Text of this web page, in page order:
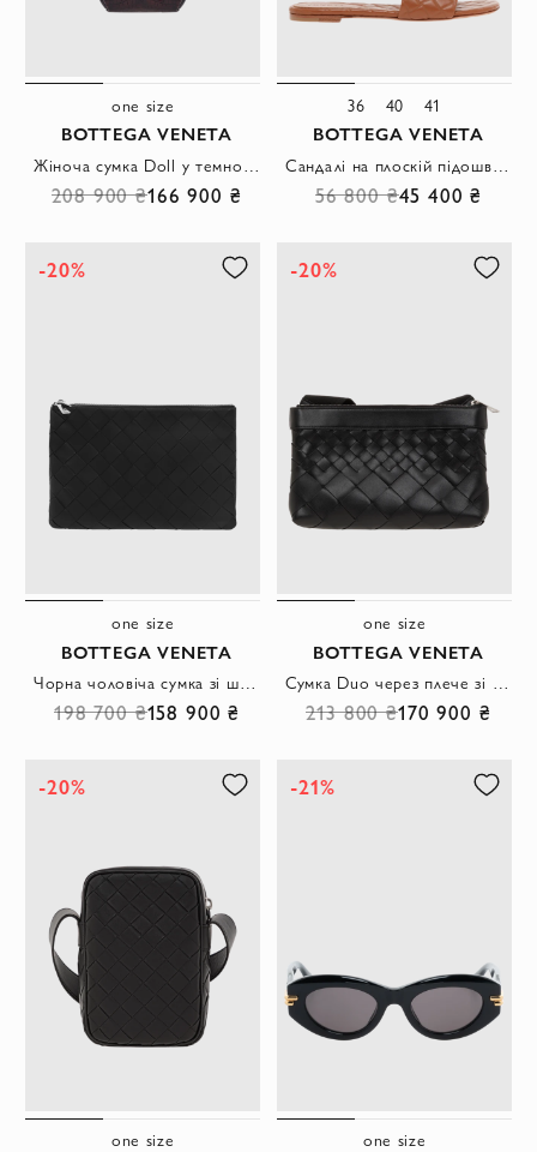
one size
BOTTEGA VENETA
Жіноча сумка Doll у темно-коричневому кольорі з тисненням під крокодилячу шкіру.
208 900 ₴166 900 ₴
36 40 41
BOTTEGA VENETA
Сандалі на плоскій підошві із стьобаної шкіри коричневі
56 800 ₴45 400 ₴
-20%
one size
BOTTEGA VENETA
Чорна чоловіча сумка зі шкіри із плетінням Intrecciato
198 700 ₴158 900 ₴
-20%
one size
BOTTEGA VENETA
Сумка Duo через плече зі шкіри Intrecciato
213 800 ₴170 900 ₴
-20%
one size
-21%
one size